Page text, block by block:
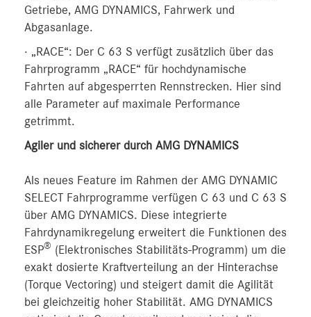
Getriebe, AMG DYNAMICS, Fahrwerk und
Abgasanlage.
· „RACE“: Der C 63 S verfügt zusätzlich über das
Fahrprogramm „RACE“ für hochdynamische
Fahrten auf abgesperrten Rennstrecken. Hier sind
alle Parameter auf maximale Performance
getrimmt.
Agiler und sicherer durch AMG DYNAMICS
Als neues Feature im Rahmen der AMG DYNAMIC
SELECT Fahrprogramme verfügen C 63 und C 63 S
über AMG DYNAMICS. Diese integrierte
Fahrdynamikregelung erweitert die Funktionen des
ESP® (Elektronisches Stabilitäts-Programm) um die
exakt dosierte Kraftverteilung an der Hinterachse
(Torque Vectoring) und steigert damit die Agilität
bei gleichzeitig hoher Stabilität. AMG DYNAMICS